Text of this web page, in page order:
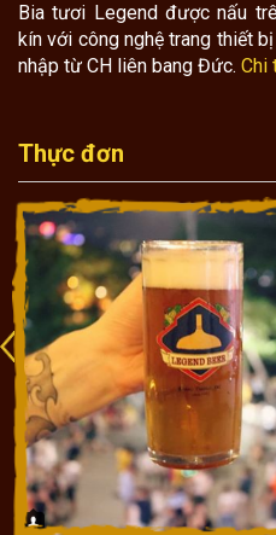
Bia tươi Legend được nấu
kín với công nghệ trang thiết
nhập từ CH liên bang Đức. Chi
Thực đơn